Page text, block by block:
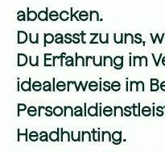
abdecken.
Du passt zu uns,
Du Erfahrung im
idealerweise im
Headhunting.